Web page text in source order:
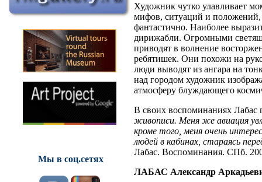
Мы в соц.сетях
Художник чутко улавливает
мифов, ситуаций и положений,
фантастично. Наиболее
дирижабли. Огромными
приводят в волнение
ребятишек. Они похожи на
люди выводят из ангара на
над городом художник
атмосферу блуждающего
В своих воспоминаниях Лабас
живописи. Меня же авиация
кроме того, меня очень
людей в кабинах, стараясь
Лабас. Воспоминания. СПб.
ЛАБАС Александр